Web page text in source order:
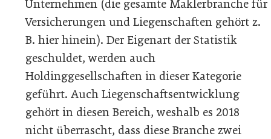
Unternehmen (die gesamte Maklerbranche für
Versicherungen und Liegenschaften gehört z.
B. hier hinein). Der Eigenart der Statistik
geschuldet, werden auch
Holdinggesellschaften in dieser Kategorie
geführt. Auch Liegenschaftsentwicklung
gehört in diesen Bereich, weshalb es 2018
nicht überrascht, dass diese Branche zwei